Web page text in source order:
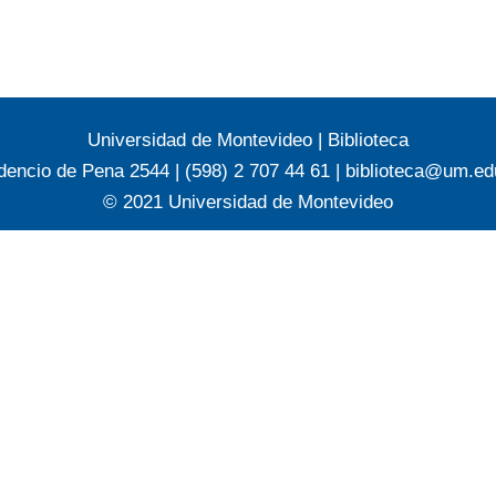
Universidad de Montevideo | Biblioteca
de Pena 2544 | (598) 2 707 44 61 |
© 2021 Universidad de Montevideo